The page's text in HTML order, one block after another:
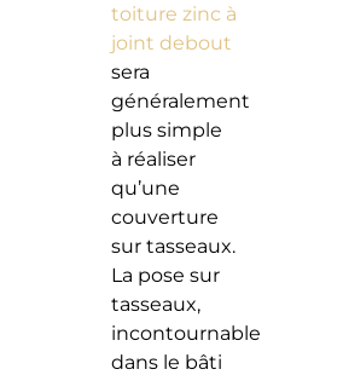
toiture zinc à
joint debout
sera
généralement
plus simple
à réaliser
qu’une
couverture
sur tasseaux.
La pose sur
tasseaux,
incontournable
dans le bâti